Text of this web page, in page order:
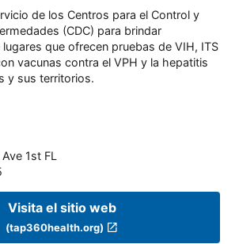
de los Centros para el Control y
(CDC) para brindar
que ofrecen pruebas de VIH, ITS
vacunas contra el VPH y la hepatitis
y sus territorios.
1st FL
Visita el sitio web
(tap360health.org)